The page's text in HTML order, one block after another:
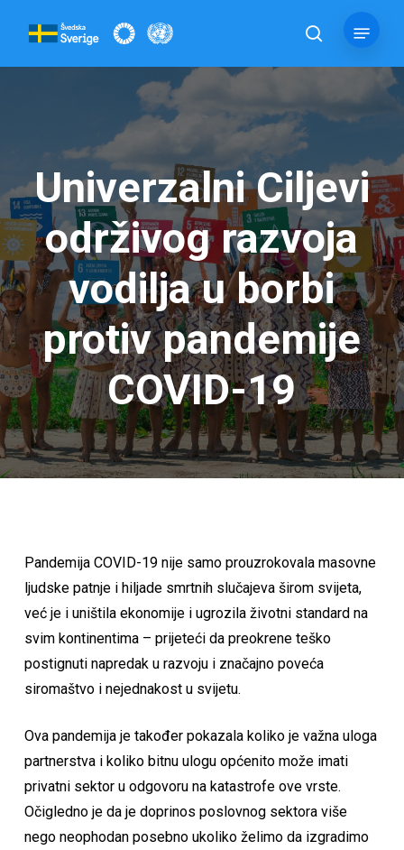
pretraga
Univerzalni Ciljevi
održivog razvoja
vodilja u borbi
protiv pandemije
COVID-19
Pandemija COVID-19 nije samo prouzrokovala masovne
ljudske patnje i hiljade smrtnih slučajeva širom svijeta,
već je i uništila ekonomije i ugrozila životni standard na
svim kontinentima – prijeteći da preokrene teško
postignuti napredak u razvoju i značajno poveća
siromaštvo i nejednakost u svijetu.
Ova pandemija je također pokazala koliko je važna uloga
partnerstva i koliko bitnu ulogu općenito može imati
privatni sektor u odgovoru na katastrofe ove vrste.
Očigledno je da je doprinos poslovnog sektora više
nego neophodan posebno ukoliko želimo da izgradimo